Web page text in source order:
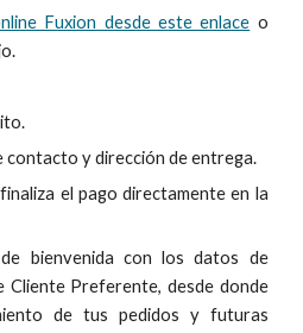
Fuxion desde este enlace o
contacto y dirección de entrega.
el pago directamente en la
bienvenida con los datos de
Cliente Preferente, desde donde
de tus pedidos y futuras